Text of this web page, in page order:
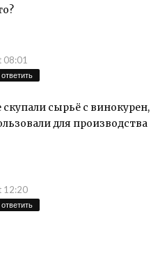
сырьё с винокурен,
для производства
12:20